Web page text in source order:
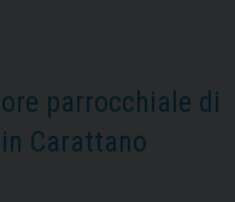
parrocchiale di
Carattano